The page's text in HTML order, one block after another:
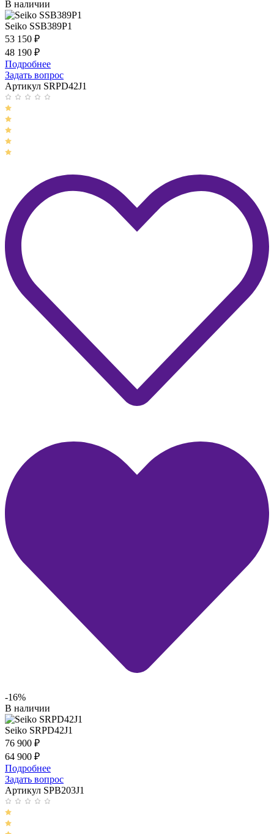
В наличии
Seiko SSB389P1
53 150 ₽
48 190 ₽
Подробнее
Задать вопрос
Артикул SRPD42J1
-16%
В наличии
Seiko SRPD42J1
76 900 ₽
64 900 ₽
Подробнее
Задать вопрос
Артикул SPB203J1